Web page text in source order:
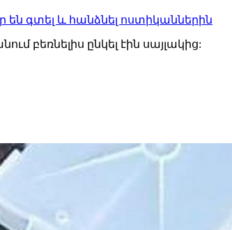
են գտել և հանձնել ոստիկաններին
բեռնելիս ընկել էին սայլակից: